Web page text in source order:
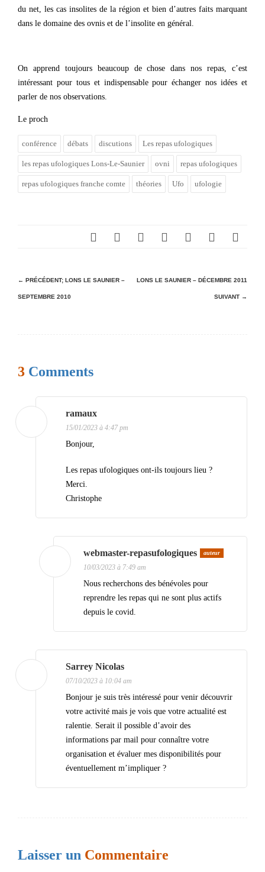
du net, les cas insolites de la région et bien d’autres faits marquant
dans le domaine des ovnis et de l’insolite en général.
On apprend toujours beaucoup de chose dans nos repas, c’est
intéressant pour tous et indispensable pour échanger nos idées et
parler de nos observations.
Le proch
conférence débats discutions Les repas ufologiques
les repas ufologiques Lons-Le-Saunier ovni repas ufologiques
repas ufologiques franche comte théories Ufo ufologie
N
a
a
i
o
← PRÉCÉDENT; LONS LE SAUNIER –
SEPTEMBRE 2010
LONS LE SAUNIER – DÉCEMBRE 2011
SUIVANT →
3 Comments
ramaux
15/01/2023 à 4:47 pm
Bonjour,
Les repas ufologiques ont-ils toujours lieu ?
Merci.
Christophe
webmaster-repasufologiques auteur
10/03/2023 à 7:49 am
Nous recherchons des bénévoles pour
reprendre les repas qui ne sont plus actifs
depuis le covid.
Sarrey Nicolas
07/10/2023 à 10:04 am
Bonjour je suis très intéressé pour venir découvrir
votre activité mais je vois que votre actualité est
ralentie. Serait il possible d’avoir des
informations par mail pour connaître votre
organisation et évaluer mes disponibilités pour
éventuellement m’impliquer ?
Laisser un Commentaire